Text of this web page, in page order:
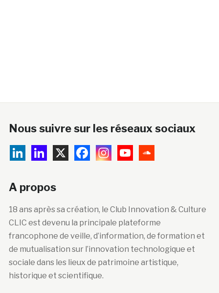
Nous suivre sur les réseaux sociaux
A propos
18 ans après sa création, le Club Innovation & Culture
CLIC est devenu la principale plateforme
francophone de veille, d’information, de formation et
de mutualisation sur l’innovation technologique et
sociale dans les lieux de patrimoine artistique,
historique et scientifique.